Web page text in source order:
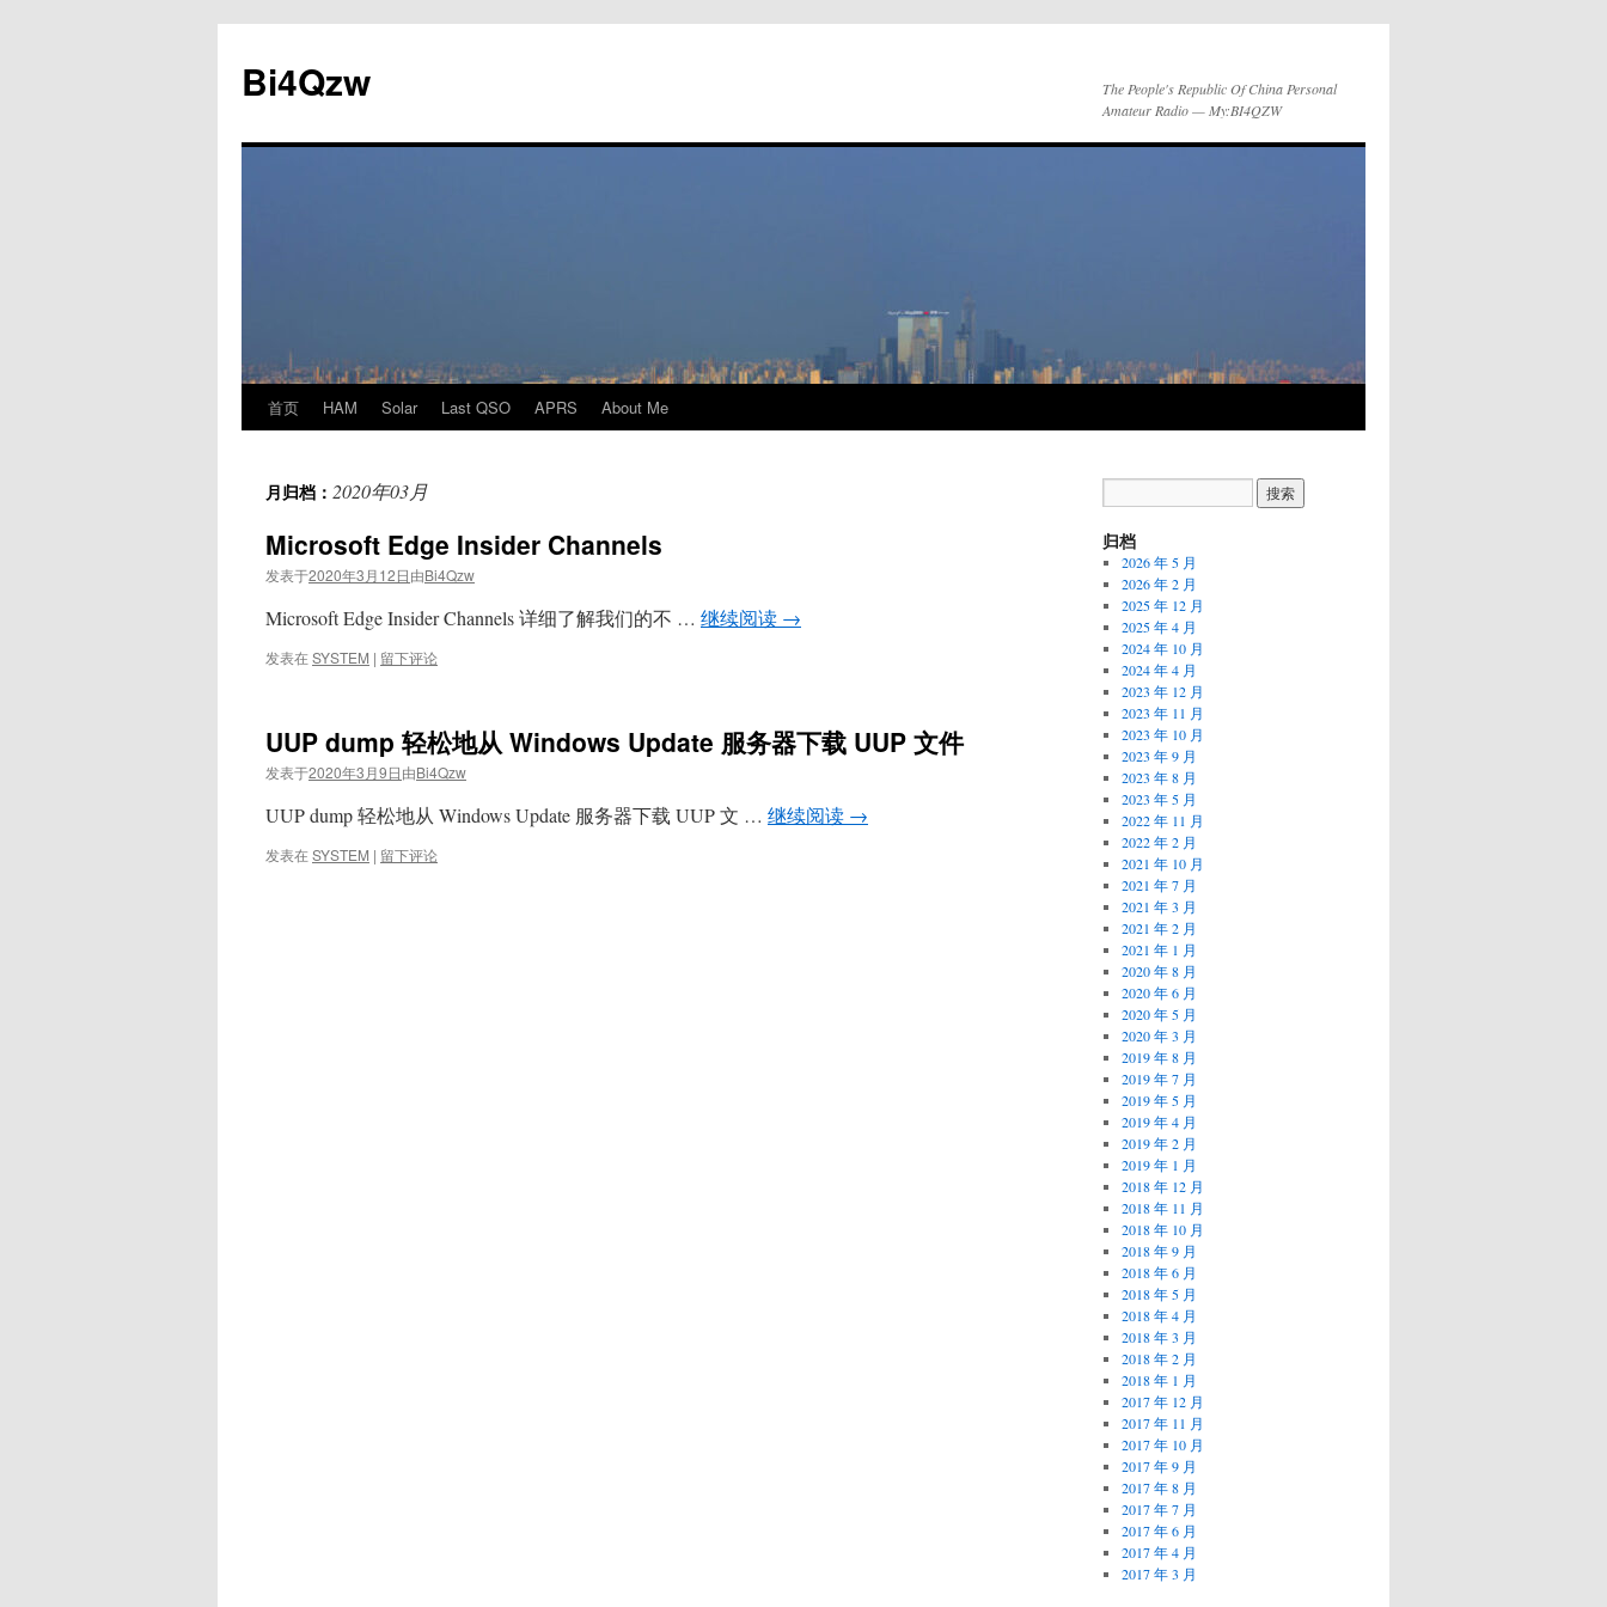
正
文
Bi4Qzw
The People's Republic Of China Personal
Amateur Radio — My:BI4QZW
首页 HAM Solar Last QSO APRS About Me
月归档： 2020年03月
Microsoft Edge Insider Channels
发表于2020年3月12日由Bi4Qzw
Microsoft Edge Insider Channels 详细了解我们的不 … 继续阅读 →
发表在SYSTEM | 留下评论
UUP dump 轻松地从 Windows Update 服务器下载 UUP 文件
发表于2020年3月9日由Bi4Qzw
UUP dump 轻松地从 Windows Update 服务器下载 UUP 文 … 继续阅读 →
发表在SYSTEM | 留下评论
归档
2026 年 5 月
2026 年 2 月
2025 年 12 月
2025 年 4 月
2024 年 10 月
2024 年 4 月
2023 年 12 月
2023 年 11 月
2023 年 10 月
2023 年 9 月
2023 年 8 月
2023 年 5 月
2022 年 11 月
2022 年 2 月
2021 年 10 月
2021 年 7 月
2021 年 3 月
2021 年 2 月
2021 年 1 月
2020 年 8 月
2020 年 6 月
2020 年 5 月
2020 年 3 月
2019 年 8 月
2019 年 7 月
2019 年 5 月
2019 年 4 月
2019 年 2 月
2019 年 1 月
2018 年 12 月
2018 年 11 月
2018 年 10 月
2018 年 9 月
2018 年 6 月
2018 年 5 月
2018 年 4 月
2018 年 3 月
2018 年 2 月
2018 年 1 月
2017 年 12 月
2017 年 11 月
2017 年 10 月
2017 年 9 月
2017 年 8 月
2017 年 7 月
2017 年 6 月
2017 年 4 月
2017 年 3 月